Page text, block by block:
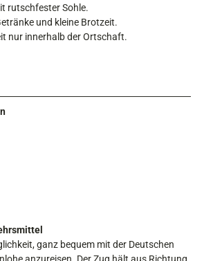
rutschfester Sohle.
und kleine Brotzeit.
nur innerhalb der Ortschaft.
ganz bequem mit der Deutschen